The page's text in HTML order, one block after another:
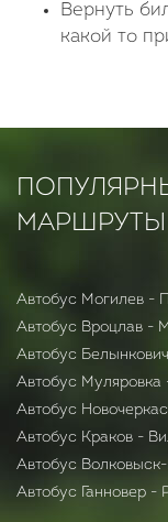
Вернуть
какой то
МАРШРУТЫ
Автобус Могилев -
Автобус Вроцлав -
Автобус
Автобус
Автобус
Автобус Краков -
Автобус
Автобус Ганновер -